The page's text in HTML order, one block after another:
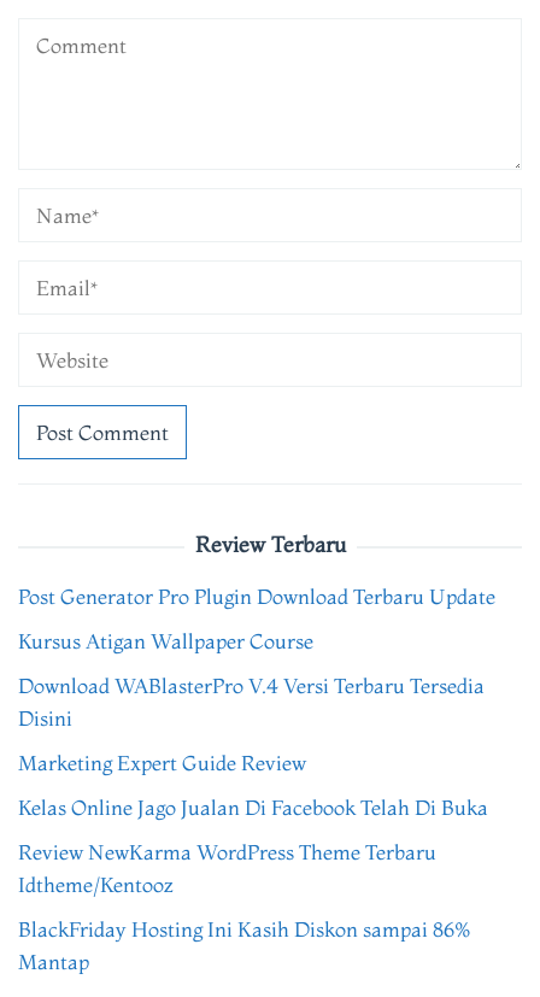
Review Terbaru
Post Generator Pro Plugin Download Terbaru Update
Kursus Atigan Wallpaper Course
Download WABlasterPro V.4 Versi Terbaru Tersedia
Disini
Marketing Expert Guide Review
Kelas Online Jago Jualan Di Facebook Telah Di Buka
Review NewKarma WordPress Theme Terbaru
Idtheme/Kentooz
BlackFriday Hosting Ini Kasih Diskon sampai 86%
Mantap